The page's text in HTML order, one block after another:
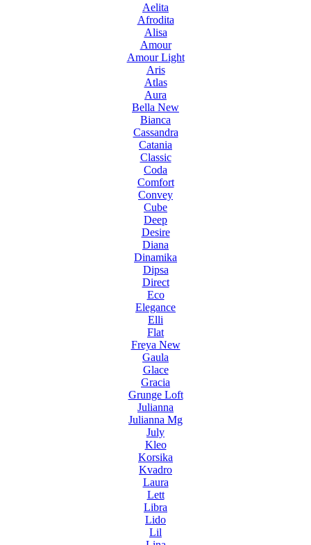
Aelita
Afrodita
Alisa
Amour
Amour Light
Aris
Atlas
Aura
Bella New
Bianca
Cassandra
Catania
Classic
Coda
Comfort
Convey
Cube
Deep
Desire
Diana
Dinamika
Dipsa
Direct
Eco
Elegance
Elli
Flat
Freya New
Gaula
Glace
Gracia
Grunge Loft
Julianna
Julianna Mg
July
Kleo
Korsika
Kvadro
Laura
Lett
Libra
Lido
Lil